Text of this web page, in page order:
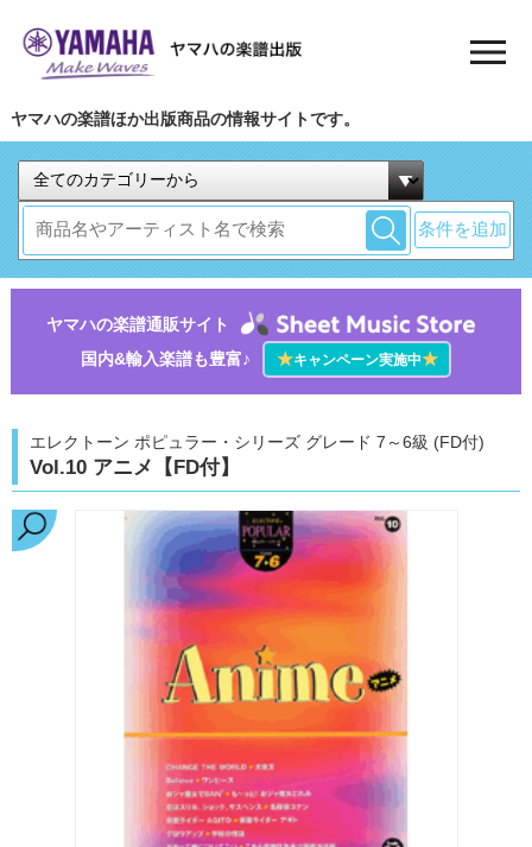
ヤマハの楽譜ほか出版商品の情報サイトです。
条件を追加
ヤマハの楽譜通販サイト
国内&輸入楽譜も豊富♪
★キャンペーン実施中★
エレクトーン ポピュラー・シリーズ グレード 7～6級 (FD付)
Vol.10 アニメ【FD付】